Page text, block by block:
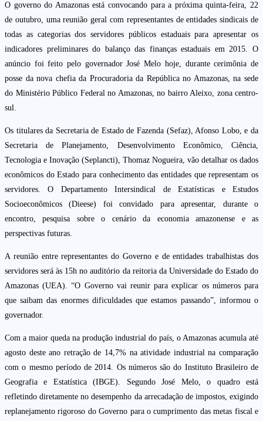
O governo do Amazonas está convocando para a próxima quinta-feira, 22
de outubro, uma reunião geral com representantes de entidades sindicais de
todas as categorias dos servidores públicos estaduais para apresentar os
indicadores preliminares do balanço das finanças estaduais em 2015. O
anúncio foi feito pelo governador José Melo hoje, durante cerimônia de
posse da nova chefia da Procuradoria da República no Amazonas, na sede
do Ministério Público Federal no Amazonas, no bairro Aleixo, zona centro-
sul.
Os titulares da Secretaria de Estado de Fazenda (Sefaz), Afonso Lobo, e da
Secretaria de Planejamento, Desenvolvimento Econômico, Ciência,
Tecnologia e Inovação (Seplancti), Thomaz Nogueira, vão detalhar os dados
econômicos do Estado para conhecimento das entidades que representam os
servidores. O Departamento Intersindical de Estatísticas e Estudos
Socioeconômicos (Dieese) foi convidado para apresentar, durante o
encontro, pesquisa sobre o cenário da economia amazonense e as
perspectivas futuras.
A reunião entre representantes do Governo e de entidades trabalhistas dos
servidores será às 15h no auditório da reitoria da Universidade do Estado do
Amazonas (UEA). “O Governo vai reunir para explicar os números para
que saibam das enormes dificuldades que estamos passando”, informou o
governador.
Com a maior queda na produção industrial do país, o Amazonas acumula até
agosto deste ano retração de 14,7% na atividade industrial na comparação
com o mesmo período de 2014. Os números são do Instituto Brasileiro de
Geografia e Estatística (IBGE). Segundo José Melo, o quadro está
refletindo diretamente no desempenho da arrecadação de impostos, exigindo
replanejamento rigoroso do Governo para o cumprimento das metas fiscal e